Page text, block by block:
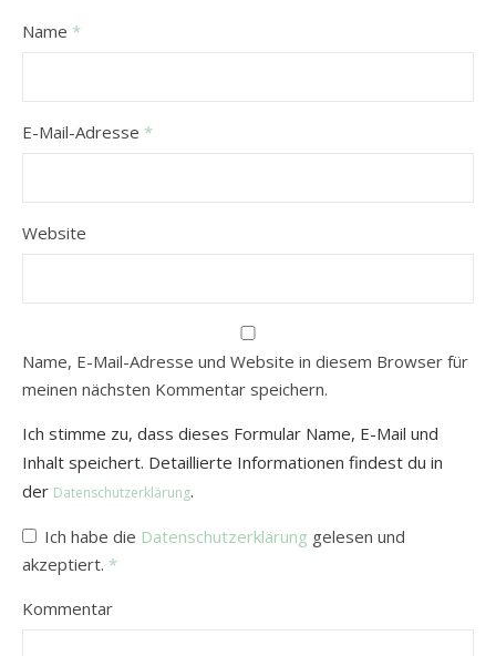
Name *
E-Mail-Adresse *
Website
Name, E-Mail-Adresse und Website in diesem Browser für
meinen nächsten Kommentar speichern.
Ich stimme zu, dass dieses Formular Name, E-Mail und
Inhalt speichert. Detaillierte Informationen findest du in
der Datenschutzerklärung.
Ich habe die Datenschutzerklärung gelesen und
akzeptiert. *
Kommentar